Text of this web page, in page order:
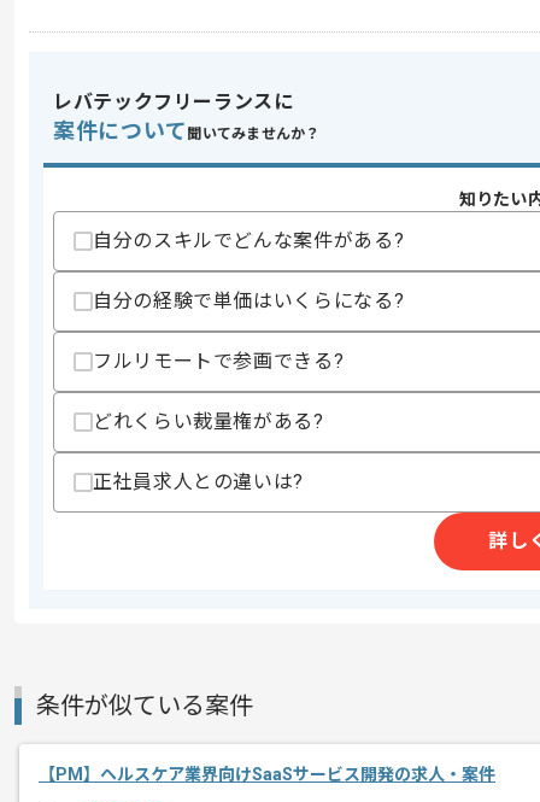
-技術検証やプロトタイピング
スキル
求めるスキル
・PythonやJavaScript等を用いた開発経
・SaaSプロダクトにおけるプリセール
・Generative AIやLLMおよびRAG に関
・PMP もしくは IPA プロジェクトマネ
スキルに不安がある方へ
上記に似た経験やスキルをお持ちであれば
作業開始日
レバテックフリーランスに
案件について 聞いてみませんか？
知りたい
自分のスキルでどんな案件がある?
自分の経験で単価はいくらになる?
フルリモートで参画できる?
どれくらい裁量権がある?
正社員求人との違いは?
詳し
条件が似ている案件
【PM】ヘルスケア業界向けSaaSサービス開発の求人・案件